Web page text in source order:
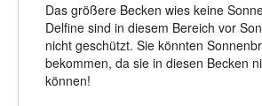
Das größere Becken wies keine
Delfine sind in diesem Bereich vor
nicht geschützt. Sie könnten
bekommen, da sie in diesen Becken
können!